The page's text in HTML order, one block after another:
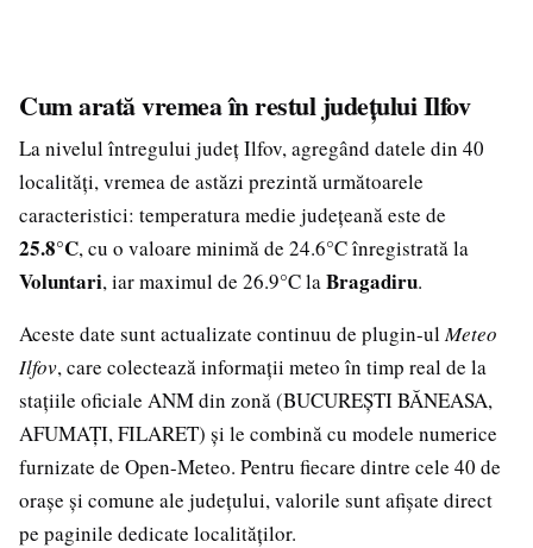
Cum arată vremea în restul județului Ilfov
La nivelul întregului județ Ilfov, agregând datele din 40
localități, vremea de astăzi prezintă următoarele
caracteristici: temperatura medie județeană este de
25.8°C, cu o valoare minimă de 24.6°C înregistrată la
Voluntari, iar maximul de 26.9°C laBragadiru.
Aceste date sunt actualizate continuu de plugin-ulMeteo
Ilfov, care colectează informații meteo în timp real de la
stațiile oficiale ANM din zonă (BUCUREȘTI BĂNEASA,
AFUMAȚI, FILARET) și le combină cu modele numerice
furnizate de Open-Meteo. Pentru fiecare dintre cele 40 de
orașe și comune ale județului, valorile sunt afișate direct
pe paginile dedicate localităților.